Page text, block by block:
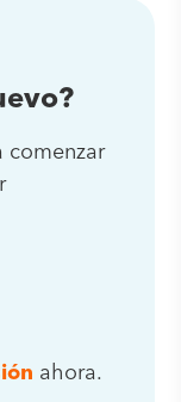
comenzar
ahora.